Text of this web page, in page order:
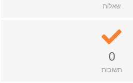
שאלות
0
תשובות